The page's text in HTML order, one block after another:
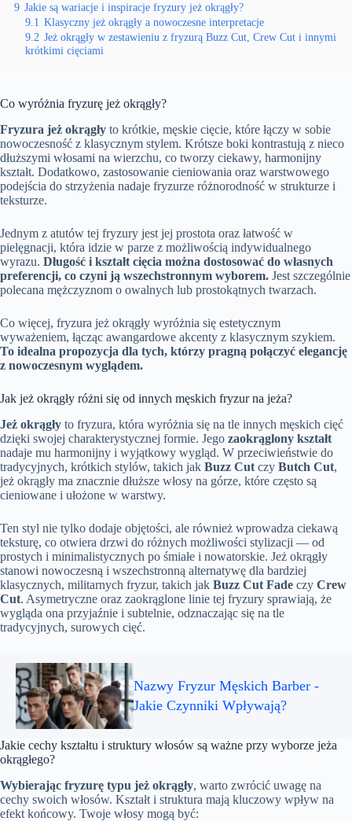
9 Jakie są wariacje i inspiracje fryzury jeż okrągły?
9.1 Klasyczny jeż okrągły a nowoczesne interpretacje
9.2 Jeż okrągły w zestawieniu z fryzurą Buzz Cut, Crew Cut i innymi
krótkimi cięciami
Co wyróżnia fryzurę jeż okrągły?
Fryzura jeż okrągły to krótkie, męskie cięcie, które łączy w sobie
nowoczesność z klasycznym stylem. Krótsze boki kontrastują z nieco
dłuższymi włosami na wierzchu, co tworzy ciekawy, harmonijny
kształt. Dodatkowo, zastosowanie cieniowania oraz warstwowego
podejścia do strzyżenia nadaje fryzurze różnorodność w strukturze i
teksturze.
Jednym z atutów tej fryzury jest jej prostota oraz łatwość w
pielęgnacji, która idzie w parze z możliwością indywidualnego
wyrazu. Długość i kształt cięcia można dostosować do własnych
preferencji, co czyni ją wszechstronnym wyborem. Jest szczególnie
polecana mężczyznom o owalnych lub prostokątnych twarzach.
Co więcej, fryzura jeż okrągły wyróżnia się estetycznym
wyważeniem, łącząc awangardowe akcenty z klasycznym szykiem.
To idealna propozycja dla tych, którzy pragną połączyć elegancję
z nowoczesnym wyglądem.
Jak jeż okrągły różni się od innych męskich fryzur na jeża?
Jeż okrągły to fryzura, która wyróżnia się na tle innych męskich cięć
dzięki swojej charakterystycznej formie. Jego zaokrąglony kształt
nadaje mu harmonijny i wyjątkowy wygląd. W przeciwieństwie do
tradycyjnych, krótkich stylów, takich jak Buzz Cut czy Butch Cut,
jeż okrągły ma znacznie dłuższe włosy na górze, które często są
cieniowane i ułożone w warstwy.
Ten styl nie tylko dodaje objętości, ale również wprowadza ciekawą
teksturę, co otwiera drzwi do różnych możliwości stylizacji — od
prostych i minimalistycznych po śmiałe i nowatorskie. Jeż okrągły
stanowi nowoczesną i wszechstronną alternatywę dla bardziej
klasycznych, militarnych fryzur, takich jak Buzz Cut Fade czy Crew
Cut. Asymetryczne oraz zaokrąglone linie tej fryzury sprawiają, że
wygląda ona przyjaźnie i subtelnie, odznaczając się na tle
tradycyjnych, surowych cięć.
Nazwy Fryzur Męskich Barber -
Jakie Czynniki Wpływają?
Jakie cechy kształtu i struktury włosów są ważne przy wyborze jeża
okrągłego?
Wybierając fryzurę typu jeż okrągły, warto zwrócić uwagę na
cechy swoich włosów. Kształt i struktura mają kluczowy wpływ na
efekt końcowy. Twoje włosy mogą być: